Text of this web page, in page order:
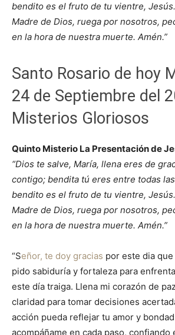
bendito es el fruto de tu vientre,
Madre de Dios, ruega por nosotros,
en la hora de nuestra muerte. Amén.”
Santo Rosario de hoy
24 de Septiembre del
Misterios Gloriosos
Quinto Misterio La Presentación de
“Dios te salve, María, llena eres de
contigo; bendita tú eres entre todas
bendito es el fruto de tu vientre,
Madre de Dios, ruega por nosotros,
en la hora de nuestra muerte. Amén.”
“Señor, te doy gracias por este dia
pido sabiduría y fortaleza para
este día traiga. Llena mi corazón de
claridad para tomar decisiones
acción pueda reflejar tu amor y
acompáñame en cada paso, confiando